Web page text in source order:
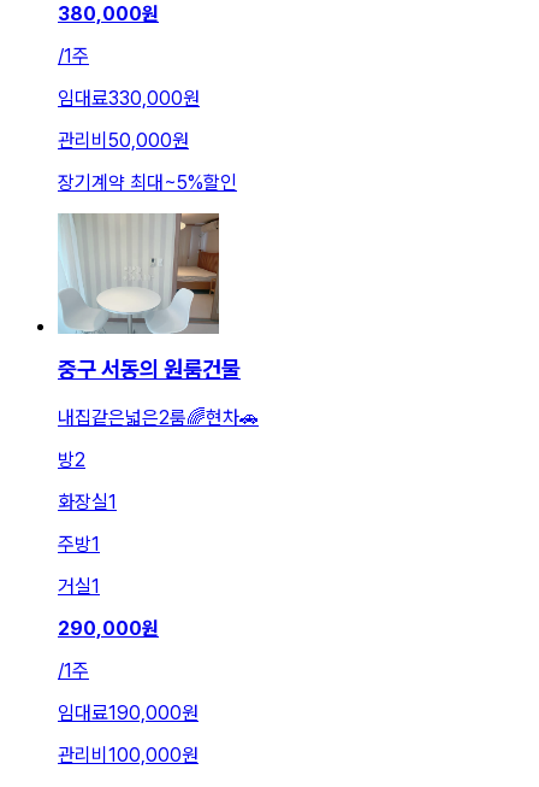
380,000원
/1주
임대료330,000원
관리비 50,000원
장기계약 최대~5%할인
중구 서동의 원룸건물
내집같은넓은2룸🌈현차🚗
방2
화장실1
주방1
거실1
290,000원
/1주
임대료190,000원
관리비 100,000원